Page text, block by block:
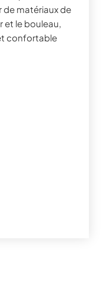
de matériaux de
et le bouleau,
confortable